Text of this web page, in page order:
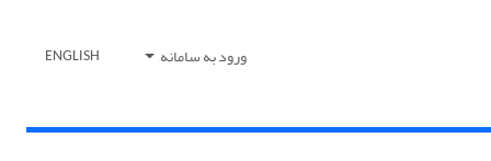
ورود به سامانه ENGLISH